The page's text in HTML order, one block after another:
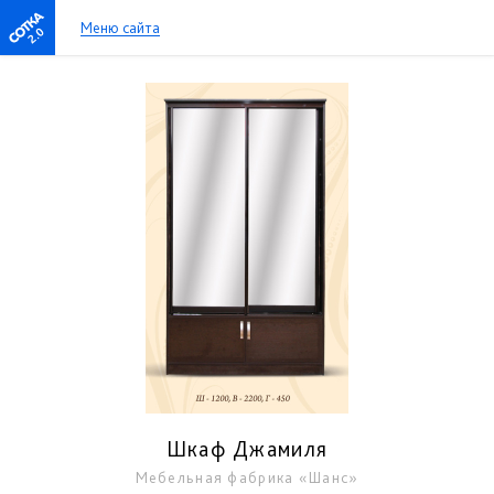
2.0 Меню сайта
Шкаф Джамиля
Мебельная фабрика «Шанс»